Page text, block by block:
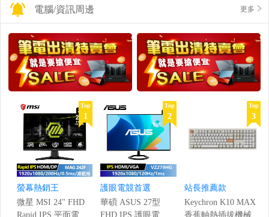
電腦/資訊周邊 更多
Top
1
螢幕熱銷王
微星 MSI 24" FHD
Rapid IPS 平面電競
Top
2
護眼電競首選
華碩 ASUS 27型
FHD IPS 護眼電競
Top
3
站長推薦款
Keychron K10 MAX
香蕉軸熱插拔機械鍵